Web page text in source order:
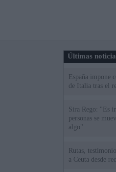
Últimas
España impone
de Italia tras el
Sira Rego: "Es
personas se
algo"
Rutas,
a Ceuta desde